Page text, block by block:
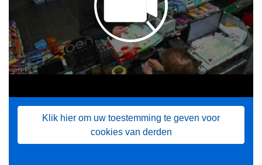
Klik hier om uw toestemming te geven voor
cookies van derden